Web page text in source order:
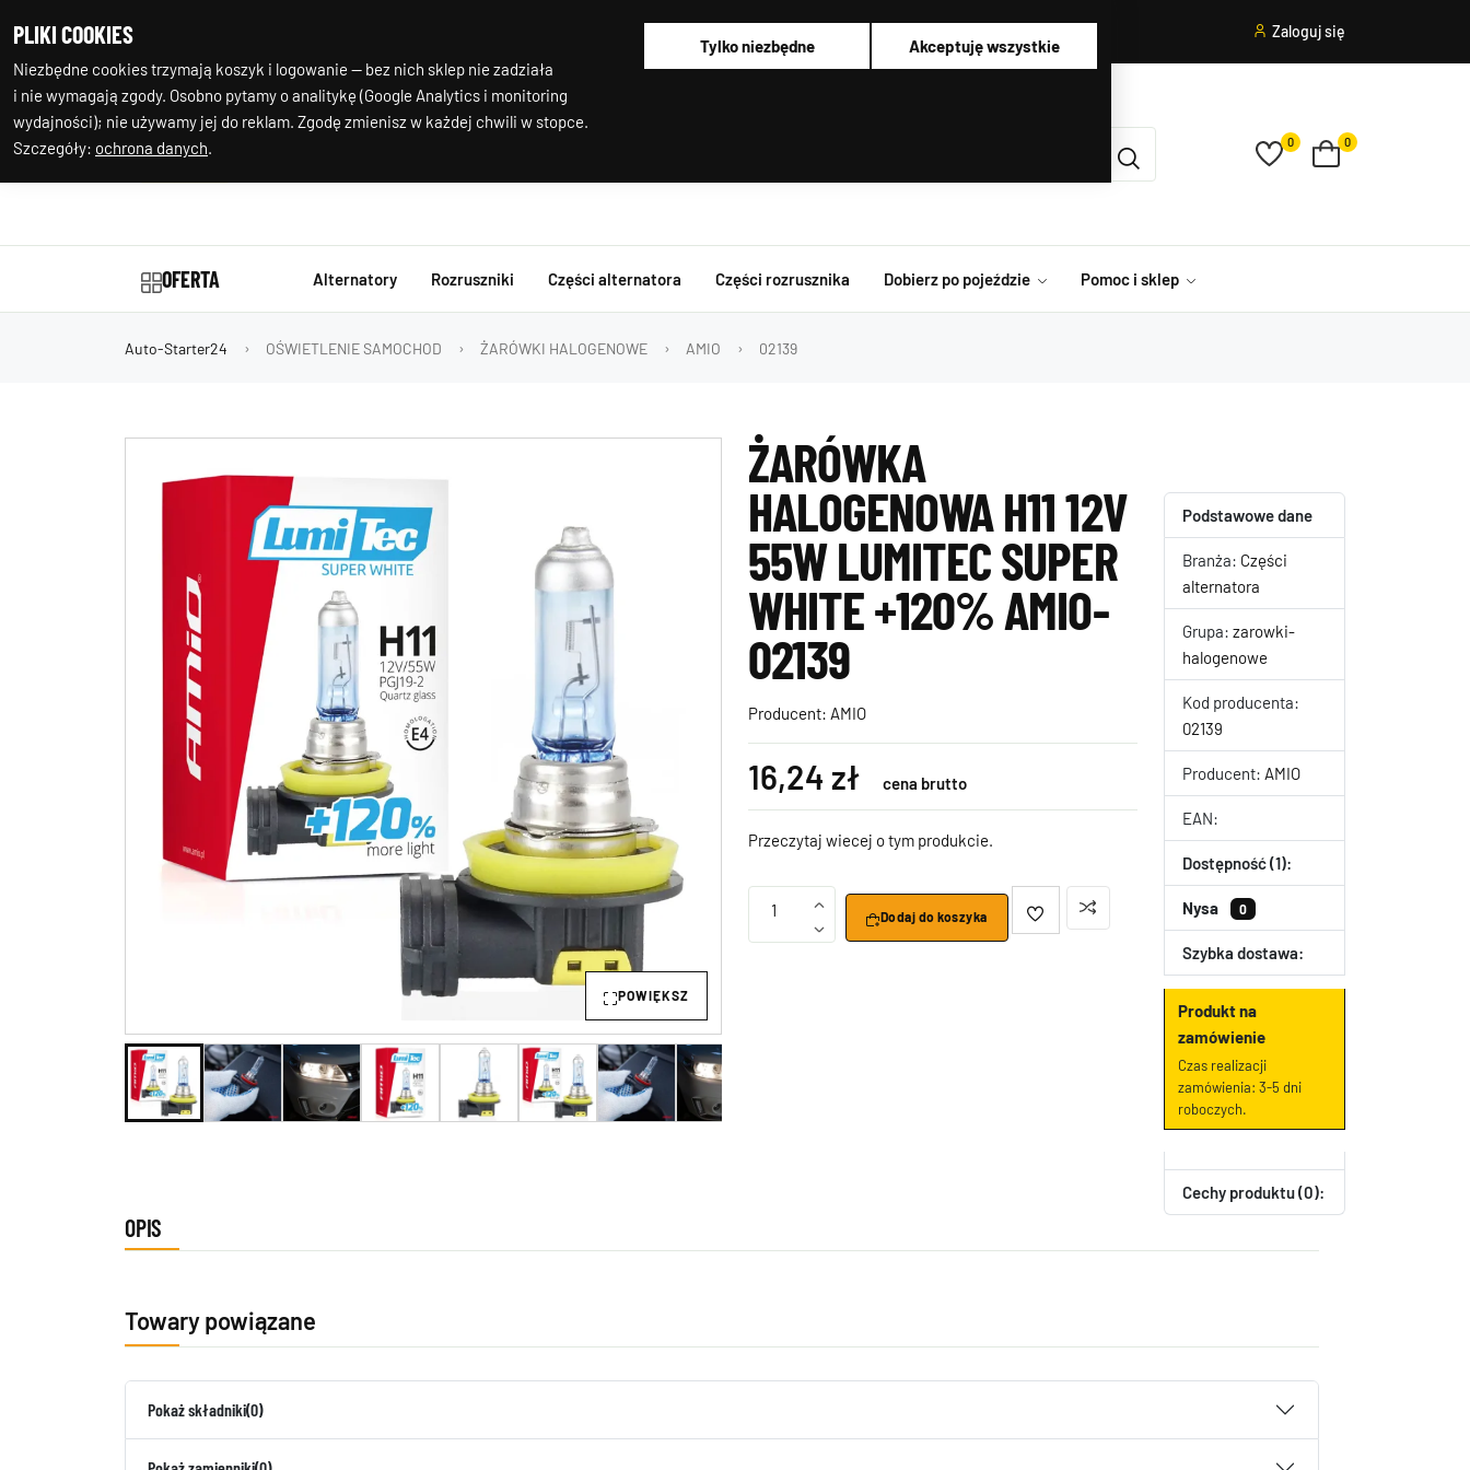
PLIKI COOKIES
Niezbędne cookies trzymają koszyk i logowanie — bez nich sklep nie zadziała
i nie wymagają zgody. Osobno pytamy o analitykę (Google Analytics i monitoring
wydajności); nie używamy jej do reklam. Zgodę zmienisz w każdej chwili w stopce.
Szczegóły: ochrona danych.
Tylko niezbędne Akceptuję wszystkie
Alternatory i rozruszniki OEM
Pracujemy od poniedziałku do piątku od 8:00 do 16:00
Regenerujemy alternatory i rozruszniki od 2012 roku !
Regenerujemy filtry cząstek stałych
Rozruszniki o Wysokim Momencie Obrotowym
Zaloguj się
0 0
OFERTA Alternatory Rozruszniki Części alternatora Części rozrusznika Dobierz po pojeździe Pomoc i sklep
Auto-Starter24 OŚWIETLENIE SAMOCHOD ŻARÓWKI HALOGENOWE AMIO 02139
POWIĘKSZ
ŻARÓWKA
HALOGENOWA H11 12V
55W LUMITEC SUPER
WHITE +120% AMIO-
02139
Producent: AMIO
16,24 zł cena brutto
Przeczytaj wiecej o tym produkcie.
1 Dodaj do koszyka
Podstawowe dane
Branża: Części
alternatora
Grupa: zarowki-
halogenowe
Kod producenta:
02139
Producent: AMIO
EAN:
Dostępność (1):
Nysa 0
Szybka dostawa:
Produkt na
zamówienie
Czas realizacji
zamówienia: 3-5 dni
roboczych.
Cechy produktu (0):
OPIS
Towary powiązane
Pokaż składniki(0)